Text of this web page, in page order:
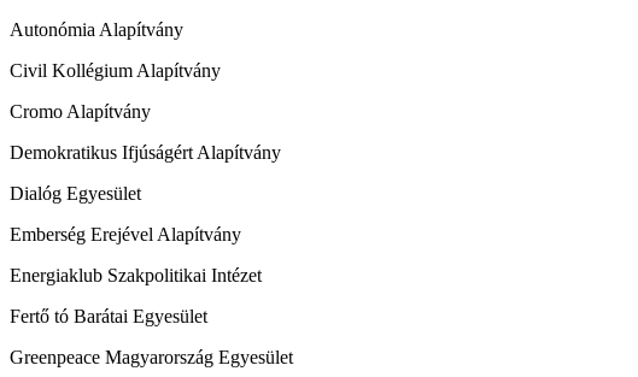
Autonómia Alapítvány
Civil Kollégium Alapítvány
Cromo Alapítvány
Demokratikus Ifjúságért Alapítvány
Dialóg Egyesület
Emberség Erejével Alapítvány
Energiaklub Szakpolitikai Intézet
Fertő tó Barátai Egyesület
Greenpeace Magyarország Egyesület